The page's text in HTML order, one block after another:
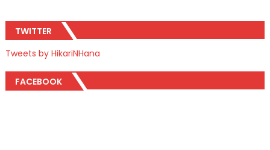
TWITTER
Tweets by HikariNHana
FACEBOOK